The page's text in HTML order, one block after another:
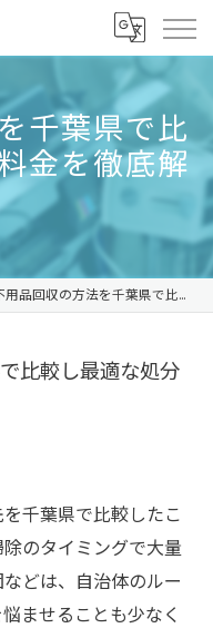
千葉県で比
金を徹底解
品回収の方法を千葉県で比較し最適な処分と料金を徹底解説
比較し最適な処分
千葉県で比較したこ
のタイミングで大量
どは、自治体のルー
ませることも少なく